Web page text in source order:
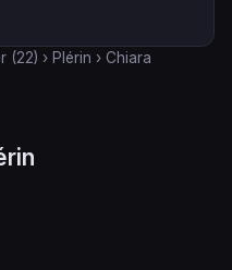
(22) › Plérin › Chiara